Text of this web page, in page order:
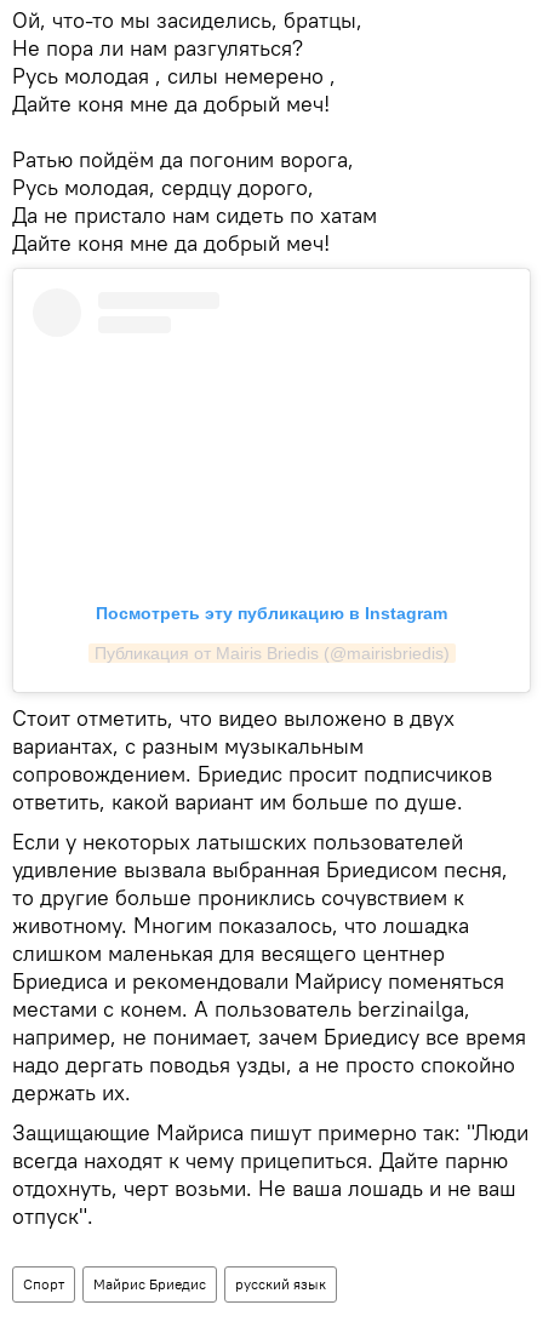
Ой, что-то мы засиделись, братцы,
Не пора ли нам разгуляться?
Русь молодая , силы немерено ,
Дайте коня мне да добрый меч!
Ратью пойдём да погоним ворога,
Русь молодая, сердцу дорого,
Да не пристало нам сидеть по хатам
Дайте коня мне да добрый меч!
Посмотреть эту публикацию в Instagram
Публикация от Mairis Briedis (@mairisbriedis)
Стоит отметить, что видео выложено в двух
вариантах, с разным музыкальным
сопровождением. Бриедис просит подписчиков
ответить, какой вариант им больше по душе.
Если у некоторых латышских пользователей
удивление вызвала выбранная Бриедисом песня,
то другие больше прониклись сочувствием к
животному. Многим показалось, что лошадка
слишком маленькая для весящего центнер
Бриедиса и рекомендовали Майрису поменяться
местами с конем. А пользователь berzinailga,
например, не понимает, зачем Бриедису все время
надо дергать поводья узды, а не просто спокойно
держать их.
Защищающие Майриса пишут примерно так: "Люди
всегда находят к чему прицепиться. Дайте парню
отдохнуть, черт возьми. Не ваша лошадь и не ваш
отпуск".
Спорт Майрис Бриедис русский язык